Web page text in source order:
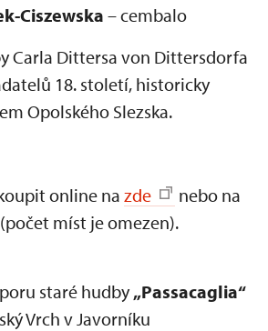
Ciszewska– cembalo
Carla Dittersa von Dittersdorfa
18. století, historicky
Opolského Slezska.
online na zde
nebo na
míst je omezen).
staré hudby „Passacaglia“
Vrch v Javorníku